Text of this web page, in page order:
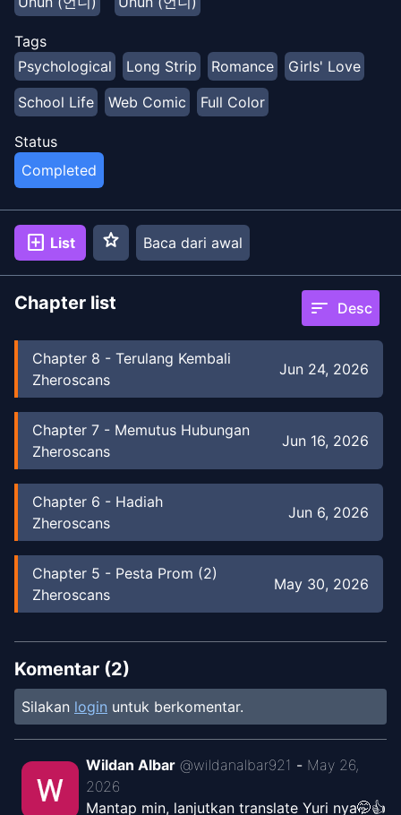
Tags
Psychological
Long Strip Romance
Girls' Love
School Life
Web Comic Full Color
Status
Completed
add_box List star Baca dari awal
Chapter list sort Desc
Chapter 8 - Terulang Kembali
Zheroscans
Jun 24, 2026
Chapter 7 - Memutus Hubungan
Zheroscans
Jun 16, 2026
Chapter 6 - Hadiah
Zheroscans
Jun 6, 2026
Chapter 5 - Pesta Prom (2)
Zheroscans
May 30, 2026
Chapter4-Pesta Prom (1)
Zheroscans
Chapter3-Proses: Membuat Pai
Daging
Zheroscans
May 26,
Chapter3-Proses: Membuat Pai
Komentar (2)
Silakan login untuk berkomentar.
Wildan Albar @wildanalbar921 - May 26,
2026
Mantap min, lanjutkan translate Yuri nya🤭👍